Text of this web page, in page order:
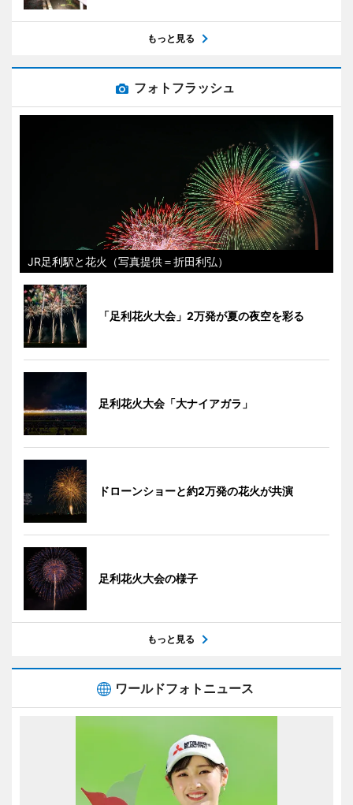
もっと見る
フォトフラッシュ
JR足利駅と花火（写真提供＝折田利弘）
「足利花火大会」2万発が夏の夜空を彩る
足利花火大会「大ナイアガラ」
ドローンショーと約2万発の花火が共演
足利花火大会の様子
もっと見る
ワールドフォトニュース